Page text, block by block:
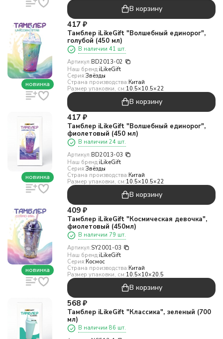
В корзину
новинка
417 ₽
Тамблер iLikeGift "Волшебный единорог",
голубой (450 мл)
В наличии 41 шт.
Артикул:BD2013-02
Наш бренд:iLikeGift
Серия:Звёзды
Страна производства:Китай
Размер упаковки, см:10.5×10.5×22
В корзину
новинка
417 ₽
Тамблер iLikeGift "Волшебный единорог",
фиолетовый (450 мл)
В наличии 24 шт.
Артикул:BD2013-03
Наш бренд:iLikeGift
Серия:Звёзды
Страна производства:Китай
Размер упаковки, см:10.5×10.5×22
В корзину
новинка
409 ₽
Тамблер iLikeGift "Космическая девочка",
фиолетовый (450мл)
В наличии 79 шт.
Артикул:SY2001-03
Наш бренд:iLikeGift
Серия:Космос
Страна производства:Китай
Размер упаковки, см:10.5×10×20.5
В корзину
568 ₽
Тамблер iLikeGift "Классика", зеленый (700
мл)
В наличии 86 шт.